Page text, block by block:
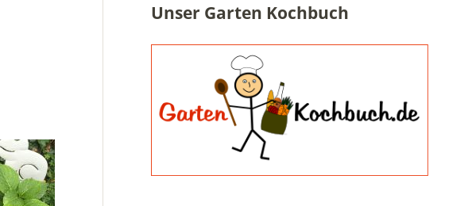
Unser Garten Kochbuch